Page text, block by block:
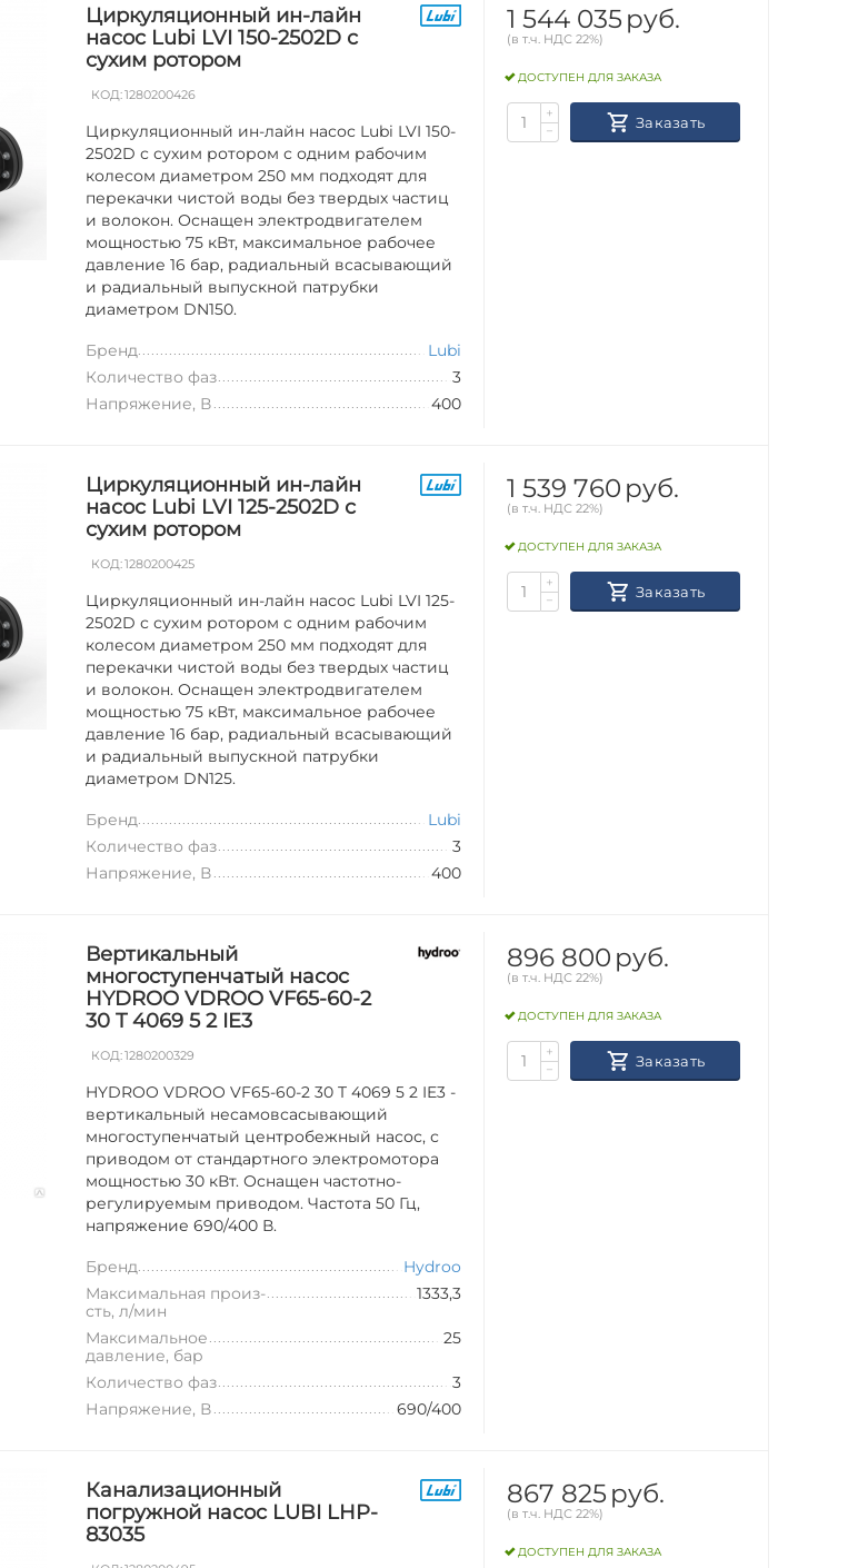
Циркуляционный ин-лайн
насос Lubi LVI 150-2502D с
сухим ротором
КОД:1280200426
Циркуляционный ин-лайн насос Lubi LVI 150-
2502D с сухим ротором с одним рабочим
колесом диаметром 250 мм подходят для
перекачки чистой воды без твердых частиц
и волокон. Оснащен электродвигателем
мощностью 75 кВт, максимальное рабочее
давление 16 бар, радиальный всасывающий
и радиальный выпускной патрубки
диаметром DN150.
Бренд
Lubi
Количество фаз
3
Напряжение, В
400
1 544 035 руб.
(в т.ч. НДС 22%)
ДОСТУПЕН ДЛЯ ЗАКАЗА
+
−
Заказать
Циркуляционный ин-лайн
насос Lubi LVI 125-2502D с
сухим ротором
КОД:1280200425
Циркуляционный ин-лайн насос Lubi LVI 125-
2502D с сухим ротором с одним рабочим
колесом диаметром 250 мм подходят для
перекачки чистой воды без твердых частиц
и волокон. Оснащен электродвигателем
мощностью 75 кВт, максимальное рабочее
давление 16 бар, радиальный всасывающий
и радиальный выпускной патрубки
диаметром DN125.
Бренд
Lubi
Количество фаз
3
Напряжение, В
400
1 539 760 руб.
(в т.ч. НДС 22%)
ДОСТУПЕН ДЛЯ ЗАКАЗА
+
−
Заказать
Вертикальный
многоступенчатый насос
HYDROO VDROO VF65-60-2
30 T 4069 5 2 IE3
КОД:1280200329
HYDROO VDROO VF65-60-2 30 T 4069 5 2 IE3 -
вертикальный несамовсасывающий
многоступенчатый центробежный насос, с
приводом от стандартного электромотора
мощностью 30 кВт. Оснащен частотно-
регулируемым приводом. Частота 50 Гц,
напряжение 690/400 В.
Бренд
Hydroo
Максимальная произ-
сть, л/мин
1333,3
Максимальное
давление, бар
25
Количество фаз
3
Напряжение, В
690/400
896 800 руб.
(в т.ч. НДС 22%)
ДОСТУПЕН ДЛЯ ЗАКАЗА
+
−
Заказать
Канализационный
погружной насос LUBI LHP-
83035
867 825 руб.
(в т.ч. НДС 22%)
ДОСТУПЕН ДЛЯ ЗАКАЗА